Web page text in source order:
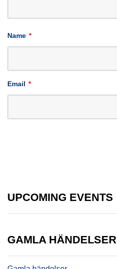
Name *
Email *
UPCOMING EVENTS
GAMLA HÄNDELSER